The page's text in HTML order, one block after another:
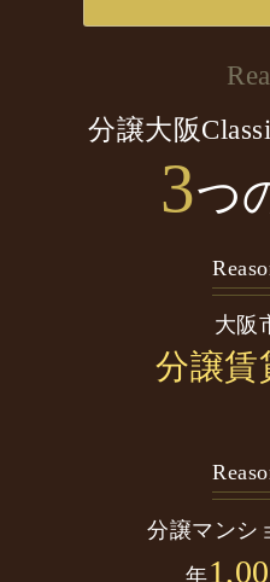
分譲大阪
3つ
大阪
分譲賃
分譲マンシ
年